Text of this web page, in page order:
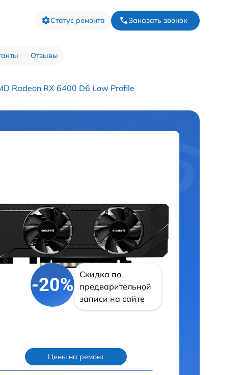
Статус ремонта Заказать звонок
Отзывы
Radeon RX 6400 D6 Low Profile
-20%
Скидка по
предварительной
записи на сайте
Цены на ремонт